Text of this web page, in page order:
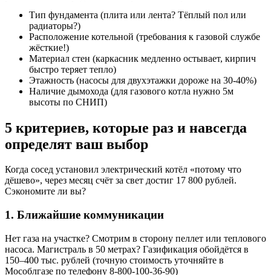
Тип фундамента (плита или лента? Тёплый пол или
радиаторы?)
Расположение котельной (требования к газовой службе
жёсткие!)
Материал стен (каркасник медленно остывает, кирпич
быстро теряет тепло)
Этажность (насосы для двухэтажки дороже на 30-40%)
Наличие дымохода (для газового котла нужно 5м
высоты по СНИП)
5 критериев, которые раз и навсегда
определят ваш выбор
Когда сосед установил электрический котёл «потому что
дёшево», через месяц счёт за свет достиг 17 800 рублей.
Сэкономите ли вы?
1. Ближайшие коммуникации
Нет газа на участке? Смотрим в сторону пеллет или теплового
насоса. Магистраль в 50 метрах? Газификация обойдётся в
150–400 тыс. рублей (точную стоимость уточняйте в
Мособлгазе по телефону 8-800-100-36-90)